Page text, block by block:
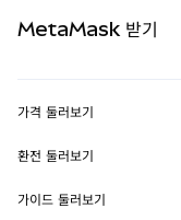
실물자산
MetaMask Connect
Snaps
MetaMask 받기
보안
가격 둘러보기
이더리움 가격
솔라나 가격
환전 둘러보기
ETH를 USD로 환전
가이드 둘러보기